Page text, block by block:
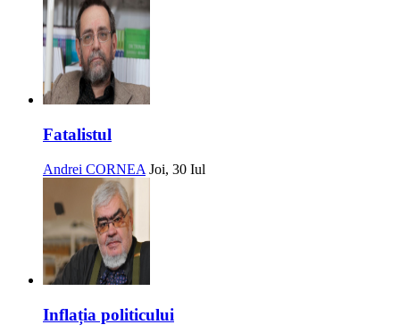
Fatalistul
Andrei CORNEA Joi, 30 Iul
Inflația politicului